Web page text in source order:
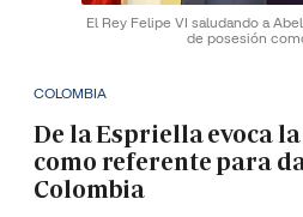
El Rey Felipe VI saludando a
de posesión
COLOMBIA
De la Espriella evoca
como referente para
Colombia